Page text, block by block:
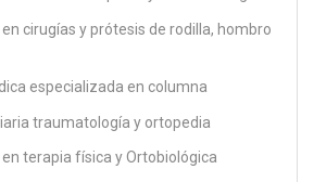
cirugías y prótesis de rodilla, hombro
especializada en columna
traumatología y ortopedia
terapia física y Ortobiológica